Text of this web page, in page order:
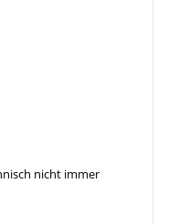
nicht immer